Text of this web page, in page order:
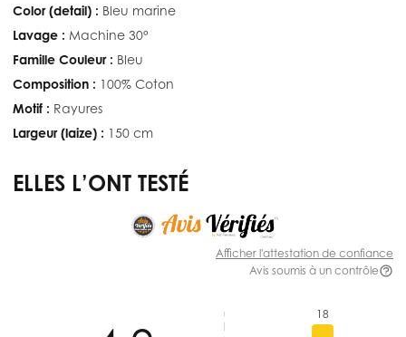
Color (detail) : Bleu marine
Lavage : Machine 30°
Famille Couleur : Bleu
Composition : 100% Coton
Motif : Rayures
Largeur (laize) : 150 cm
ELLES L’ONT TESTÉ
Afficher l'attestation de confiance
Avis soumis à un contrôle
18